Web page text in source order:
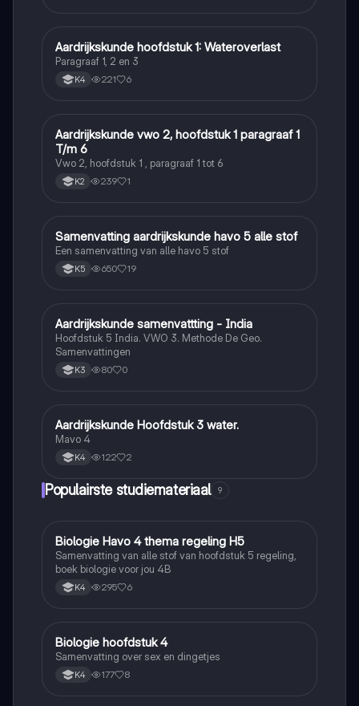
Aardrijkskunde
Aardrijkskunde hoofdstuk 1: Wateroverlast
Paragraaf 1, 2 en 3
K4 221 6
Aardrijkskunde
Aardrijkskunde vwo 2, hoofdstuk 1 paragraaf 1
T/m 6
Vwo 2, hoofdstuk 1 , paragraaf 1 tot 6
K2 239 1
Aardrijkskunde
Samenvatting aardrijkskunde havo 5 alle stof
Een samenvatting van alle havo 5 stof
K5 650 19
Aardrijkskunde
Aardrijkskunde samenvattting - India
Hoofdstuk 5 India. VWO 3. Methode De Geo.
Samenvattingen
K3 80 0
Aardrijkskunde
Aardrijkskunde Hoofdstuk 3 water.
Mavo 4
K4 122 2
Populairste studiemateriaal 9
Biologie
Biologie Havo 4 thema regeling H5
Samenvatting van alle stof van hoofdstuk 5 regeling,
boek biologie voor jou 4B
K4 295 6
Biologie
Biologie hoofdstuk 4
Samenvatting over sex en dingetjes
K4 177 8